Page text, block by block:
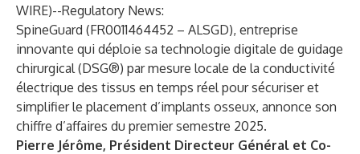
WIRE)--Regulatory News:
SpineGuard (FR0011464452 – ALSGD), entreprise
innovante qui déploie sa technologie digitale de guidage
chirurgical (DSG®) par mesure locale de la conductivité
électrique des tissus en temps réel pour sécuriser et
simplifier le placement d’implants osseux, annonce son
chiffre d’affaires du premier semestre 2025.
Pierre Jérôme, Président Directeur Général et Co-